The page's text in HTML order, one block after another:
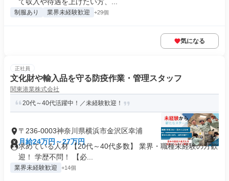
制服あり 業界未経験歓迎 +29個
気になる
正社員
文化財や輸入品を守る防疫作業・管理スタッフ
関東港業株式会社
20代～40代活躍中！／未経験歓迎！
〒236-0003神奈川県横浜市金沢区幸浦
月給24万円～27万円
求めている人材 【20代～40代多数】 業界・職種未経験の方歓
迎！ 学歴不問！ 【必...
業界未経験歓迎 +14個